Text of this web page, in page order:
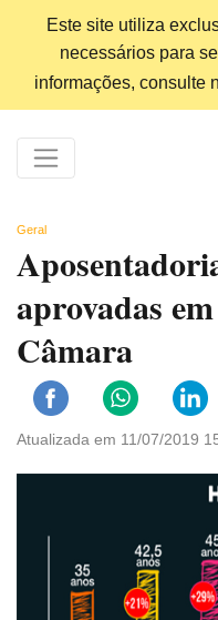
Este site utiliza
necessários para
informações, consulte
Geral
aprovadas
Câmara
Atualizada em 11/07/2019